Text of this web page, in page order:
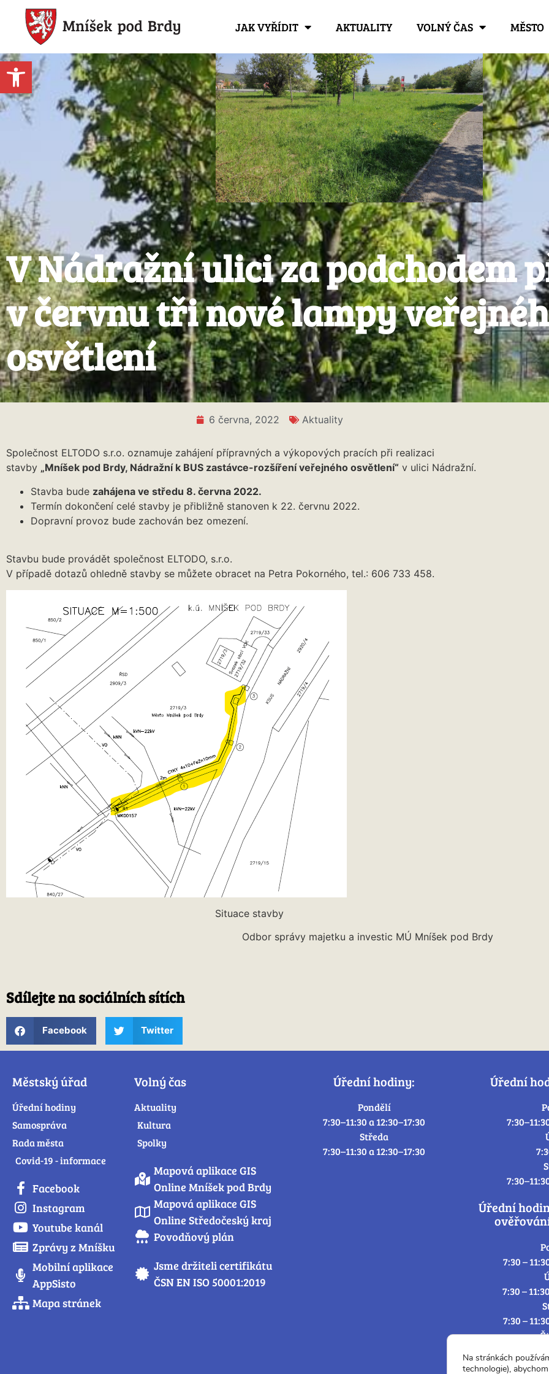
Open toolbar
JAK VYŘÍDIT AKTUALITY VOLNÝ ČAS MĚSTO
V Nádražní ulici za podchodem
v červnu tři nové lampy
osvětlení
6 června, 2022 Aktuality
Společnost ELTODO s.r.o. oznamuje zahájení přípravných a výkopových pracích při realizaci
stavby „Mníšek pod Brdy, Nádražní k BUS zastávce-rozšíření veřejného osvětlení“ v ulici Nádražní.
Stavba bude zahájena ve středu 8. června 2022.
Termín dokončení celé stavby je přibližně stanoven k 22. červnu 2022.
Dopravní provoz bude zachován bez omezení.
Stavbu bude provádět společnost ELTODO, s.r.o.
V případě dotazů ohledně stavby se můžete obracet na Petra Pokorného, tel.: 606 733 458.
Situace stavby
Odbor správy majetku a investic MÚ Mníšek pod Brdy
Sdílejte na sociálních sítích
Facebook Twitter
Městský úřad
Úřední hodiny
Samospráva
Rada města
Covid-19 - informace
Facebook
Instagram
Youtube kanál
Zprávy z Mníšku
Mobilní aplikace
AppSisto
Mapa stránek
Volný čas
Aktuality
Kultura
Spolky
Mapová aplikace GIS
Online Mníšek pod Brdy
Mapová aplikace GIS
Online Středočeský kraj
Povodňový plán
Jsme držiteli certifikátu
ČSN EN ISO 50001:2019
Úřední hodiny:
Pondělí
7:30–11:30 a 12:30–17:30
Středa
7:30–11:30 a 12:30–17:30
Úřední
Úřední
7:30 –
7:30 –
7:30 –
Na stránkách
technologie),